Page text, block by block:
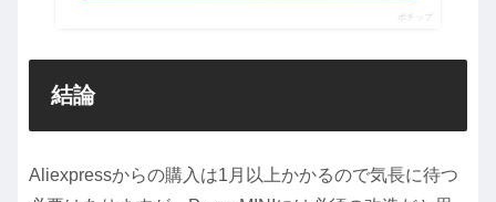
ポチップ
結論
Aliexpressからの購入は1月以上かかるので気長に待つ